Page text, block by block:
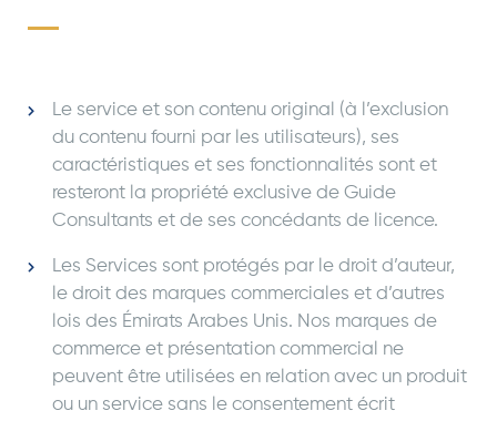
Le service et son contenu original (à l’exclusion
du contenu fourni par les utilisateurs), ses
caractéristiques et ses fonctionnalités sont et
resteront la propriété exclusive de Guide
Consultants et de ses concédants de licence.
Les Services sont protégés par le droit d’auteur,
le droit des marques commerciales et d’autres
lois des Émirats Arabes Unis. Nos marques de
commerce et présentation commercial ne
peuvent être utilisées en relation avec un produit
ou un service sans le consentement écrit